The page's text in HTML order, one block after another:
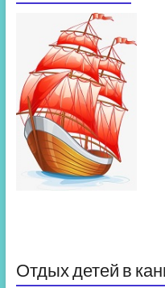
Отдых детей в